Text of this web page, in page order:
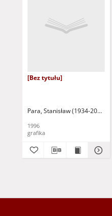
[Bez tytułu]
Para, Stanisław (1934-2010)
1996
grafika